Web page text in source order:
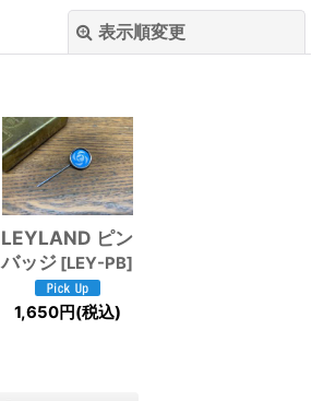
表示順変更
絞り込む
LEYLAND ピン
バッジ [LEY-PB]
1,650円(税込)